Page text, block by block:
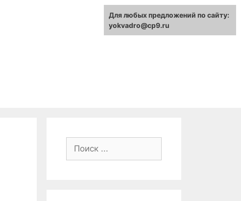
Поиск:
Для любых предложений по сайту:
yokvadro@cp9.ru